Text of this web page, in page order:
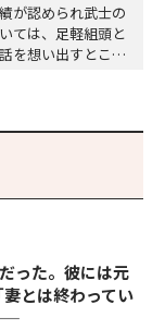
が認められ武士の
ては、足軽組頭と
を想い出すとこん
ん。…
った。彼には元
とは終わってい